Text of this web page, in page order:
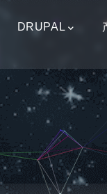
DRUPAL